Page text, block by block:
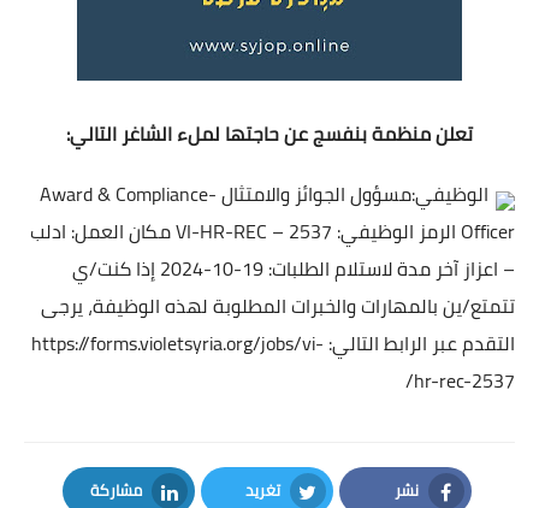
تعلن منظمة بنفسج عن حاجتها لملء الشاغر التالي:
الوظيفي:مسؤول الجوائز والامتثال -Award & Compliance
Officer الرمز الوظيفي: VI-HR-REC – 2537 مكان العمل: ادلب
– اعزاز آخر مدة لاستلام الطلبات: 19-10-2024 إذا كنت/ي
تتمتع/ين بالمهارات والخبرات المطلوبة لهذه الوظيفة، يرجى
التقدم عبر الرابط التالي: https://forms.violetsyria.org/jobs/vi-
hr-rec-2537/
نشر تغريد مشاركة